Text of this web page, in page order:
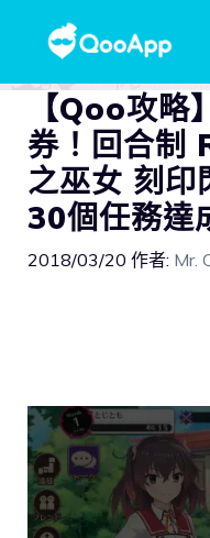
【Qoo攻略
券！回合制
之巫女 刻印
30個任務達
2018/03/20 作者: Mr.